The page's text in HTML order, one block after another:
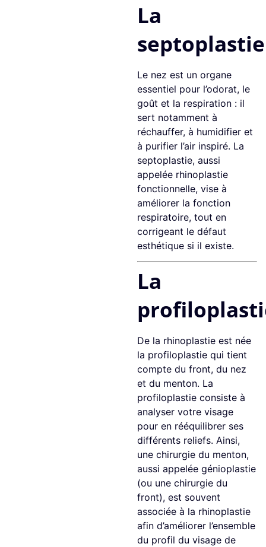
La
septoplastie
Le nez est un organe
essentiel pour l’odorat, le
goût et la respiration : il
sert notamment à
réchauffer, à humidifier et
à purifier l’air inspiré. La
septoplastie, aussi
appelée rhinoplastie
fonctionnelle, vise à
améliorer la fonction
respiratoire, tout en
corrigeant le défaut
esthétique si il existe.
La
De la rhinoplastie est née
la profiloplastie qui tient
compte du front, du nez
et du menton. La
profiloplastie consiste à
analyser votre visage
pour en rééquilibrer ses
différents reliefs. Ainsi,
une chirurgie du menton,
aussi appelée génioplastie
(ou une chirurgie du
front), est souvent
associée à la rhinoplastie
afin d’améliorer l’ensemble
du profil du visage de